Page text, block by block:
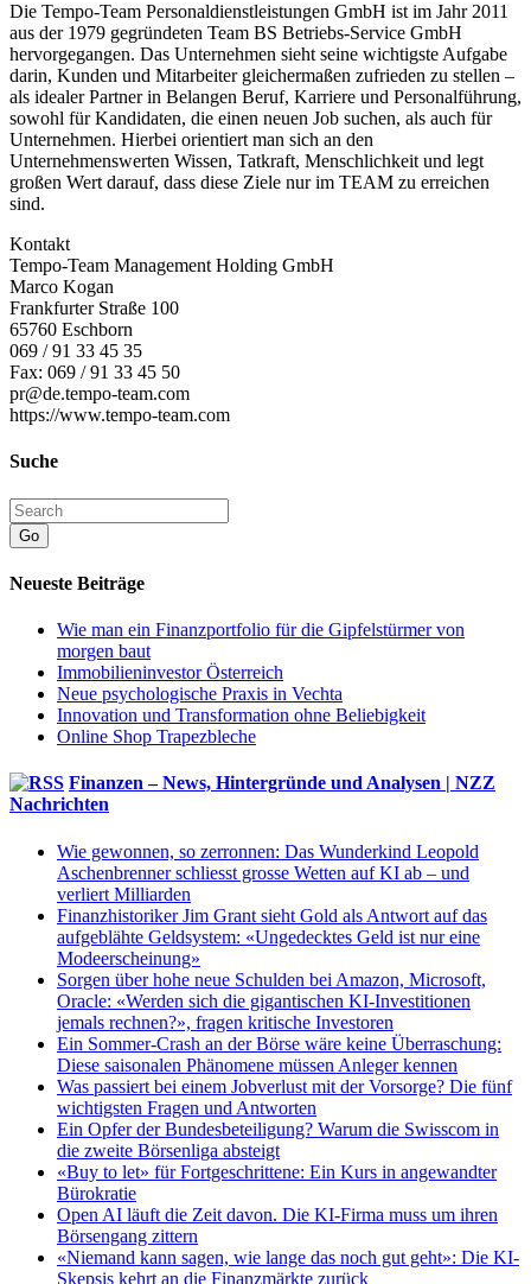
Die Tempo-Team Personaldienstleistungen GmbH ist im Jahr 2011
aus der 1979 gegründeten Team BS Betriebs-Service GmbH
hervorgegangen. Das Unternehmen sieht seine wichtigste Aufgabe
darin, Kunden und Mitarbeiter gleichermaßen zufrieden zu stellen –
als idealer Partner in Belangen Beruf, Karriere und Personalführung,
sowohl für Kandidaten, die einen neuen Job suchen, als auch für
Unternehmen. Hierbei orientiert man sich an den
Unternehmenswerten Wissen, Tatkraft, Menschlichkeit und legt
großen Wert darauf, dass diese Ziele nur im TEAM zu erreichen
sind.
Kontakt
Tempo-Team Management Holding GmbH
Marco Kogan
Frankfurter Straße 100
65760 Eschborn
069 / 91 33 45 35
Fax: 069 / 91 33 45 50
pr@de.tempo-team.com
https://www.tempo-team.com
Suche
Go
Neueste Beiträge
Wie man ein Finanzportfolio für die Gipfelstürmer von
morgen baut
Immobilieninvestor Österreich
Neue psychologische Praxis in Vechta
Innovation und Transformation ohne Beliebigkeit
Online Shop Trapezbleche
Finanzen – News, Hintergründe und Analysen | NZZ
Nachrichten
Wie gewonnen, so zerronnen: Das Wunderkind Leopold
Aschenbrenner schliesst grosse Wetten auf KI ab – und
verliert Milliarden
Finanzhistoriker Jim Grant sieht Gold als Antwort auf das
aufgeblähte Geldsystem: «Ungedecktes Geld ist nur eine
Modeerscheinung»
Sorgen über hohe neue Schulden bei Amazon, Microsoft,
Oracle: «Werden sich die gigantischen KI-Investitionen
jemals rechnen?», fragen kritische Investoren
Ein Sommer-Crash an der Börse wäre keine Überraschung:
Diese saisonalen Phänomene müssen Anleger kennen
Was passiert bei einem Jobverlust mit der Vorsorge? Die fünf
wichtigsten Fragen und Antworten
Ein Opfer der Bundesbeteiligung? Warum die Swisscom in
die zweite Börsenliga absteigt
«Buy to let» für Fortgeschrittene: Ein Kurs in angewandter
Bürokratie
Open AI läuft die Zeit davon. Die KI-Firma muss um ihren
Börsengang zittern
«Niemand kann sagen, wie lange das noch gut geht»: Die KI-
Skepsis kehrt an die Finanzmärkte zurück